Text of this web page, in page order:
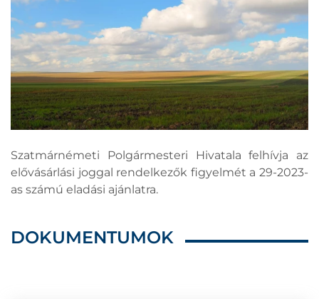
Szatmárnémeti Polgármesteri Hivatala felhívja az
elővásárlási joggal rendelkezők figyelmét a 29-2023-
as számú eladási ajánlatra.
DOKUMENTUMOK